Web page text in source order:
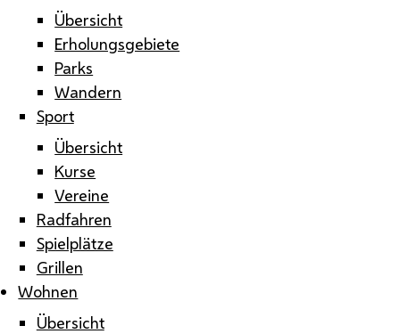
Übersicht
Erholungsgebiete
Parks
Wandern
Sport
Übersicht
Kurse
Vereine
Radfahren
Spielplätze
Grillen
Wohnen
Übersicht